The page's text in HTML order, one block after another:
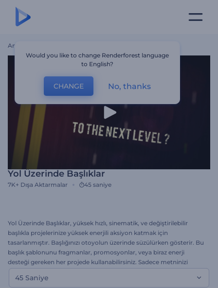
Ana Sayfa
Yol Üzerinde Başlıklar
7K+ Dışa Aktarmalar 45 saniye
Yol Üzerinde Başlıklar, yüksek hızlı, sinematik, ve değiştirilebilir
başlıkla projelerinize yüksek enerjili aksiyon katmak için
tasarlanmıştır. Başlığınızı otoyolun üzerinde süzülürken gösterir. Bu
başlık şablonunu fragmanlar, promosyonlar, veya biraz enerji
desteği gereken her projede kullanabilirsiniz. Sadece metninizi
yazın, müziğinizi seçin ve render tuşuna tıklayın. Şimdi deneyin -
ücretsiz.
45 Saniye
Would you like to change Renderforest language
to English?
CHANGE No, thanks